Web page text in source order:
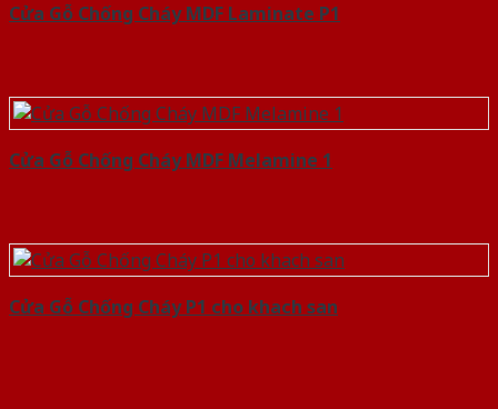
Cửa Gỗ Chống Cháy MDF Laminate P1
Cửa Gỗ Chống Cháy MDF Melamine 1
Cửa Gỗ Chống Cháy P1 cho khach san